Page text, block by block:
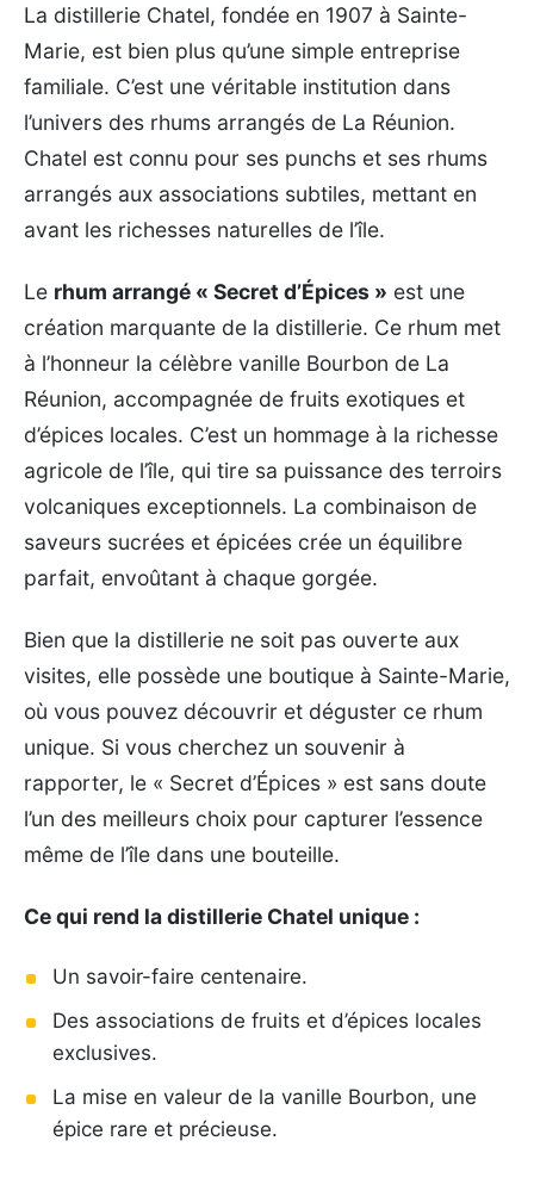
La distillerie Chatel, fondée en 1907 à Sainte-
Marie, est bien plus qu’une simple entreprise
familiale. C’est une véritable institution dans
l’univers des rhums arrangés de La Réunion.
Chatel est connu pour ses punchs et ses rhums
arrangés aux associations subtiles, mettant en
avant les richesses naturelles de l’île.
Le rhum arrangé « Secret d’Épices » est une
création marquante de la distillerie. Ce rhum met
à l’honneur la célèbre vanille Bourbon de La
Réunion, accompagnée de fruits exotiques et
d’épices locales. C’est un hommage à la richesse
agricole de l’île, qui tire sa puissance des terroirs
volcaniques exceptionnels. La combinaison de
saveurs sucrées et épicées crée un équilibre
parfait, envoûtant à chaque gorgée.
Bien que la distillerie ne soit pas ouverte aux
visites, elle possède une boutique à Sainte-Marie,
où vous pouvez découvrir et déguster ce rhum
unique. Si vous cherchez un souvenir à
rapporter, le « Secret d’Épices » est sans doute
l’un des meilleurs choix pour capturer l’essence
même de l’île dans une bouteille.
Ce qui rend la distillerie Chatel unique :
Un savoir-faire centenaire.
Des associations de fruits et d’épices locales
exclusives.
La mise en valeur de la vanille Bourbon, une
épice rare et précieuse.